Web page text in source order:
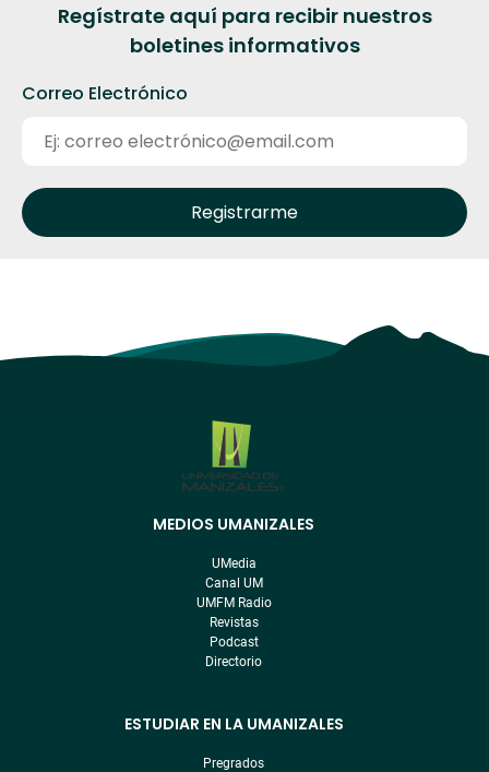
Regístrate aquí para recibir nuestros
boletines informativos
Correo Electrónico
MEDIOS UMANIZALES
UMedia
Canal UM
UMFM Radio
Revistas
Podcast
Directorio
ESTUDIAR EN LA UMANIZALES
Pregrados